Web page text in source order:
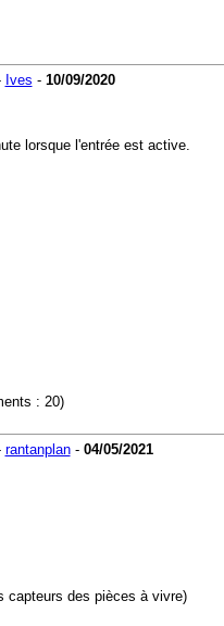
Ives - 10/09/2020
lorsque l'entrée est active.
: 20)
rantanplan- 04/05/2021
capteurs des pièces à vivre)